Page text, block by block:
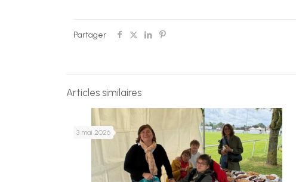
Partager
Articles similaires
3 mai 2026